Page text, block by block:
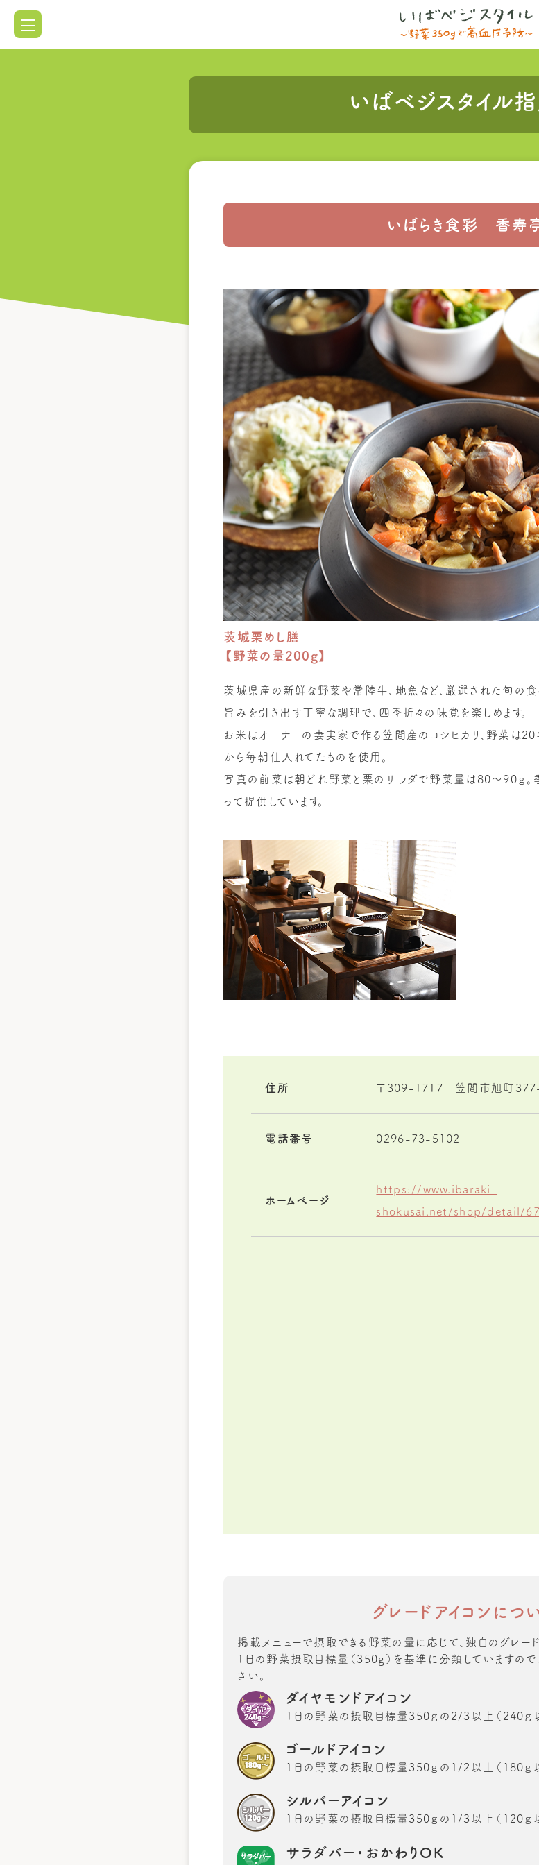
いばベジスタイル
いばらき食彩 香寿
茨城栗めし膳
【野菜の量200g】
茨城県産の新鮮な野菜や常陸牛、地魚など、厳選された旬の
旨みを引き出す丁寧な調理で、四季折々の味覚を楽しめます。
お米はオーナーの妻実家で作る笠間産のコシヒカリ、野菜は
から毎朝仕入れてたものを使用。
写真の前菜は朝どれ野菜と栗のサラダで野菜量は80～90ｇ。
って提供しています。
住所 〒309-1717 笠間市旭町
電話番号 0296-73-5102
ホームページ
https://www.ibaraki-
shokusai.net/shop/detail/
グレードアイコンにつ
掲載メニューで摂取できる野菜の量に応じて、独自のグレード
1日の野菜摂取目標量（350g）を基準に分類していますので
さい。
ダイヤモンドアイコン
1日の野菜の摂取目標量350ｇの2/3以上（240ｇ以
ゴールドアイコン
1日の野菜の摂取目標量350ｇの1/2以上（180ｇ以
シルバーアイコン
1日の野菜の摂取目標量350ｇの1/3以上（120ｇ以
サラダバー・おかわりOK